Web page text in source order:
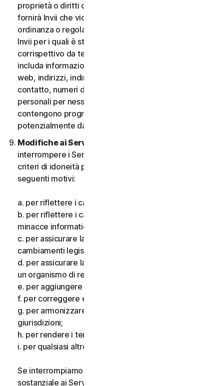
proprietà o diritti di pubblicità o privacy; (iv) non
fornirà Invii che violano qualsiasi legge, statuto,
ordinanza o regolamento applicabile; (v) non fornirà
Invii per i quali è stato compensato o concesso alcun
corrispettivo da terzi; (vi) non fornirà alcun Invio che
includa informazioni che fanno riferimento ad altri siti
web, indirizzi, indirizzi e-mail, informazioni di
contatto, numeri di telefono o altre informazioni
personali per nessuno; e (vii) non fornirà Invii che
contengono programmi o file di computer
potenzialmente dannosi.
Modifiche ai Servizi.
interrompere i Servizi oppure introdurre o variare i
criteri di idoneità per i Servizi, per uno o più dei
seguenti motivi:
a. per riflettere i cambiamenti delle tecnologie;
b. per riflettere i cambiamenti nella natura delle
minacce informatiche;
c. per assicurare la conformità alla legge e riflettere i
cambiamenti legislativi;
d. per assicurare la conformità ai requisiti imposti da
un organismo di regolamentazione;
e. per aggiungere funzionalità aggiuntive;
f. per correggere eventuali errori;
g. per armonizzare i servizi o i termini in più
giurisdizioni;
h. per rendere i termini più chiari; e
i. per qualsiasi altro valido motivo.
Se interrompiamo i Servizi, apportiamo una modifica
sostanziale ai Servizi che potrebbe essere